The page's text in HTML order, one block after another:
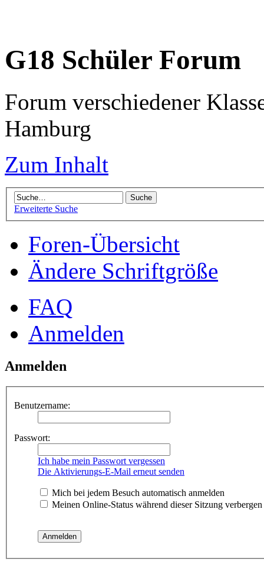
G18 Schüler Forum
Forum verschiedener
Hamburg
Zum Inhalt
Erweiterte Suche
Foren-Übersicht
Ändere Schriftgröße
FAQ
Anmelden
Anmelden
Benutzername:
Passwort:
Ich habe mein Passwort vergessen
Die Aktivierungs-E-Mail erneut senden
Mich bei jedem Besuch automatisch anmelden
Meinen Online-Status während dieser Sitzung verbergen